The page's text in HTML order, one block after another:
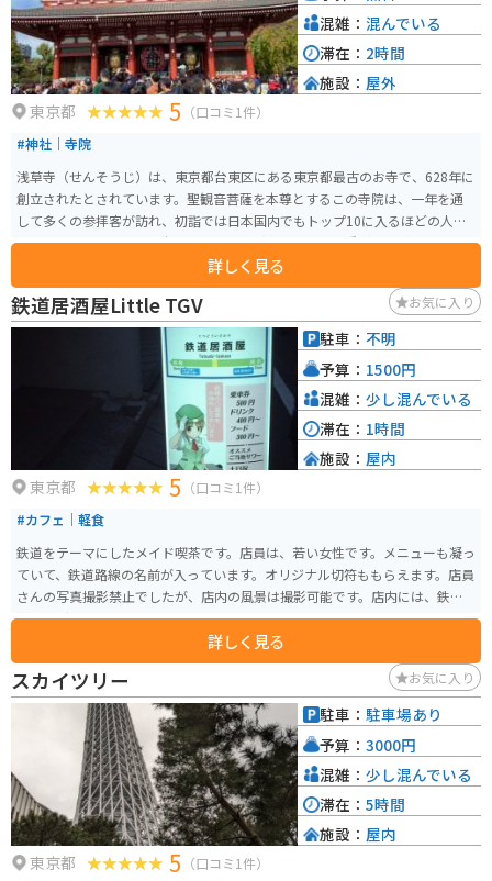
東京都 5 （口コミ1件）
#神社｜寺院
浅草寺（せんそうじ）は、東京都台東区にある東京都最古のお寺で、628年に
創立されたとされています。聖観音菩薩を本尊とするこの寺院は、一年を通
して多くの参拝客が訪れ、初詣では日本国内でもトップ10に入るほどの人気
スポットです。境内には本堂のほか、「影向堂」や「五重塔」など多くの見
ん。拝観料も無料です。ただし、本堂は朝6時から17時までの開門時間となっ
ています。また、日没後から夜23時頃まで境内がライトアップされ、昼間と
は違った雰囲気を楽しむことができます。 浅草寺は1400年以上の歴史を持
ち、昔の兄弟が川で漁をしていた際に網にかかった聖観世音菩薩が現在まで
祭られています。時代を超えて多くの人々から親しまれてきたこの寺は、国
内外の観光客にも人気で、年間約3000万人が訪れるとされています。 アクセ
スについては、東武スカイツリーライン、東京メトロ銀座線、つくばエクス
プレス、都営地下鉄浅草線の各浅草駅から徒歩約5分で到着できます。浅草寺
に駐車場はないため、車で訪れる際は近くのパーキングに停めなければいけ
ません。
詳しく見る
混雑： 混んでいる
滞在： 2時間
施設： 屋外
鉄道居酒屋Little TGV お気に入り
東京都 5 （口コミ1件）
#カフェ｜軽食
鉄道をテーマにしたメイド喫茶です。店員は、若い女性です。メニューも凝っ
ていて、鉄道路線の名前が入っています。オリジナル切符ももらえます。店員
さんの写真撮影禁止でしたが、店内の風景は撮影可能です。店内には、鉄道
模型・グッズも展示してあります。イベントも行われます。
詳しく見る
駐車： 不明
予算： 1500円
混雑： 少し混んでいる
滞在： 1時間
施設： 屋内
スカイツリー お気に入り
東京都 5 （口コミ1件）
駐車： 駐車場あり
予算： 3000円
混雑： 少し混んでいる
滞在： 5時間
施設： 屋内